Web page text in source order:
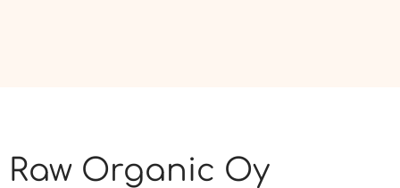
Raw Organic Oy